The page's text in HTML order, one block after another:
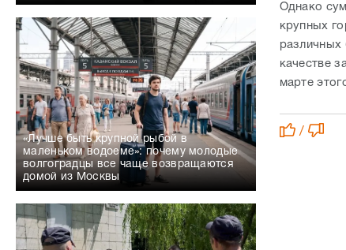
«Лучше быть крупной рыбой в
маленьком водоеме»: почему молодые
волгоградцы все чаще возвращаются
домой из Москвы
Однако
крупных
различных
качестве
марте
/